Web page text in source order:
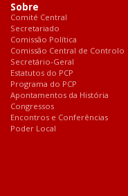
Sobre
Comité Central
Secretariado
Comissão Política
Comissão Central de Controlo
Secretário-Geral
Estatutos do PCP
Programa do PCP
Apontamentos da História
Congressos
Encontros e Conferências
Poder Local